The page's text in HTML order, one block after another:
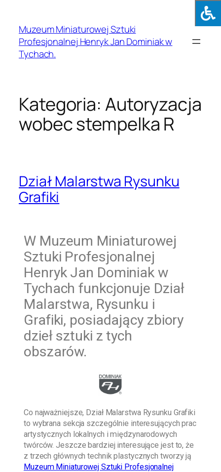
Muzeum Miniaturowej Sztuki
Profesjonalnej Henryk Jan Dominiak w
Tychach.
Kategoria: Autoryzacja
wobec stempelka R
Dział Malarstwa Rysunku
Grafiki
W Muzeum Miniaturowej
Sztuki Profesjonalnej
Henryk Jan Dominiak w
Tychach funkcjonuje Dział
Malarstwa, Rysunku i
Grafiki, posiadający zbiory
dzieł sztuki z tych
obszarów.
Co najważniejsze, Dział Malarstwa Rysunku Grafiki
to wybrana sekcja szczególnie interesujących prac
artystycznych lokalnych i międzynarodowych
twórców. Jeszcze bardziej interesujące jest to, że
z trzech głównych technik plastycznych tworzy ją
Muzeum Miniaturowej Sztuki Profesjonalnej